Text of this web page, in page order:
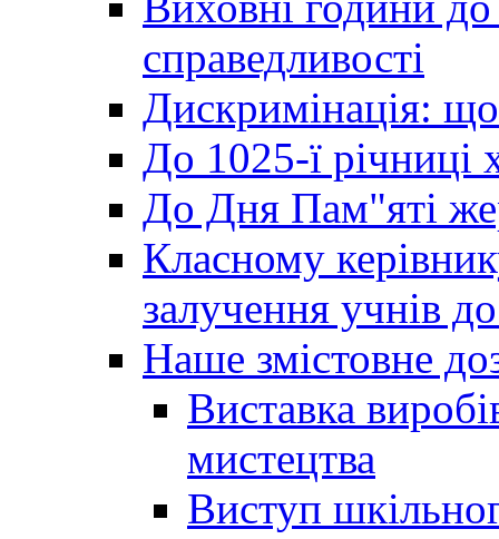
справедливості
Дискримінація:
До 1025-ї річниці
До Дня Пам"яті
Класному
залучення учнів
Наше змістовне
Виставка
мистецтва
Виступ